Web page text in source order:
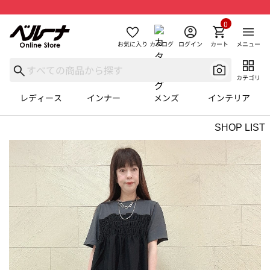
お気に入り カタログ ログイン カート
0
メニュー
カテゴリ
レディース インナー メンズ インテリア
SHOP LIST